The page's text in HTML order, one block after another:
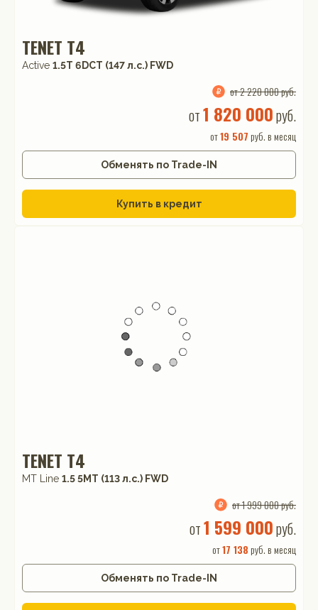
TENET T4
Active 1.5T 6DCT (147 л.с.) FWD
от 2 220 000 руб.
от1 820 000руб.
от19 507 руб. в месяц
Обменять по Trade-IN
Купить в кредит
TENET T4
MT Line 1.5 5MT (113 л.с.) FWD
от 1 999 000 руб.
от1 599 000руб.
от17 138 руб. в месяц
Обменять по Trade-IN